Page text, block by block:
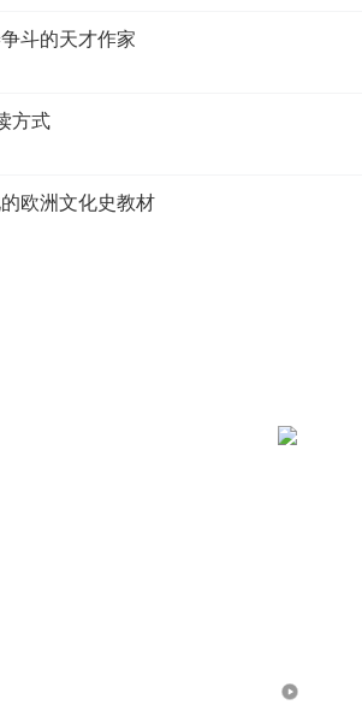
斗的天才作家
方式
欧洲文化史教材